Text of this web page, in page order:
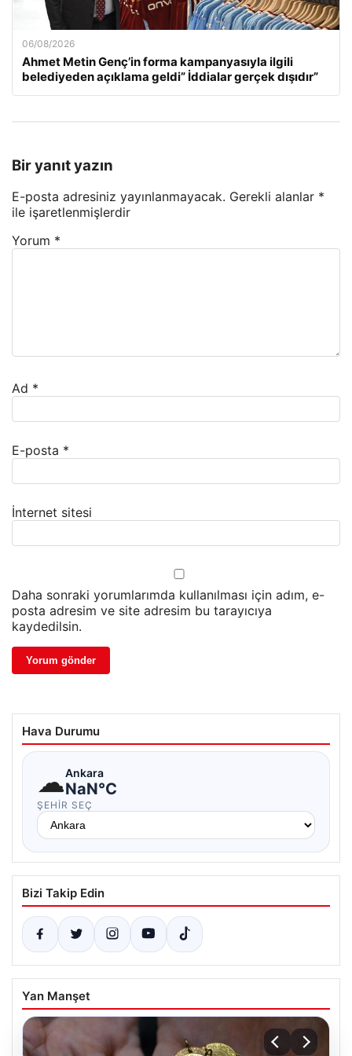
06/08/2026
Ahmet Metin Genç’in forma kampanyasıyla ilgili
belediyeden açıklama geldi” İddialar gerçek dışıdır”
Bir yanıt yazın
E-posta adresiniz yayınlanmayacak. Gerekli alanlar *
ile işaretlenmişlerdir
Yorum *
Ad *
E-posta *
İnternet sitesi
Daha sonraki yorumlarımda kullanılması için adım, e-
posta adresim ve site adresim bu tarayıcıya
kaydedilsin.
Hava Durumu
☁Ankara
NaN°C
ŞEHIR SEÇ
Bizi Takip Edin
Yan Manşet